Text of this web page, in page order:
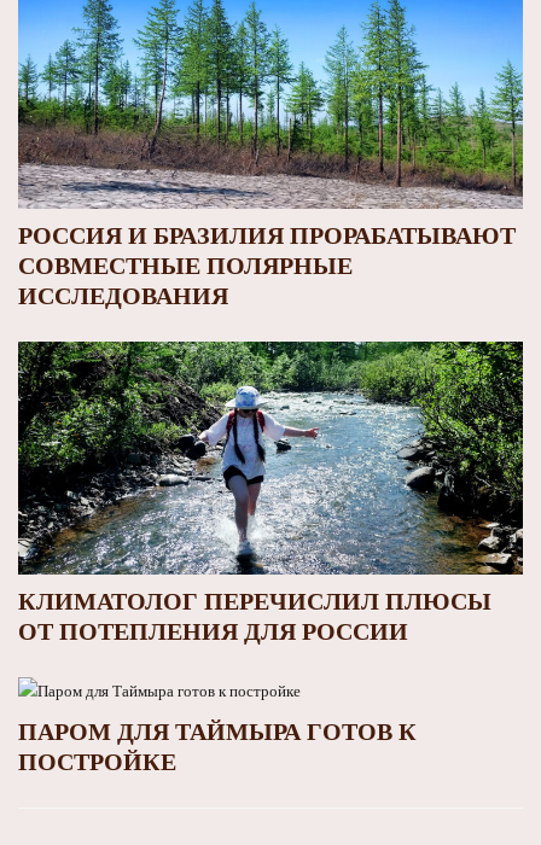
РОССИЯ И БРАЗИЛИЯ ПРОРАБАТЫВАЮТ
СОВМЕСТНЫЕ ПОЛЯРНЫЕ
ИССЛЕДОВАНИЯ
КЛИМАТОЛОГ ПЕРЕЧИСЛИЛ ПЛЮСЫ
ОТ ПОТЕПЛЕНИЯ ДЛЯ РОССИИ
ПАРОМ ДЛЯ ТАЙМЫРА ГОТОВ К
ПОСТРОЙКЕ